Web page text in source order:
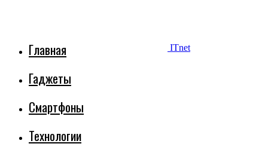
ITnet
Главная
Гаджеты
Смартфоны
Технологии